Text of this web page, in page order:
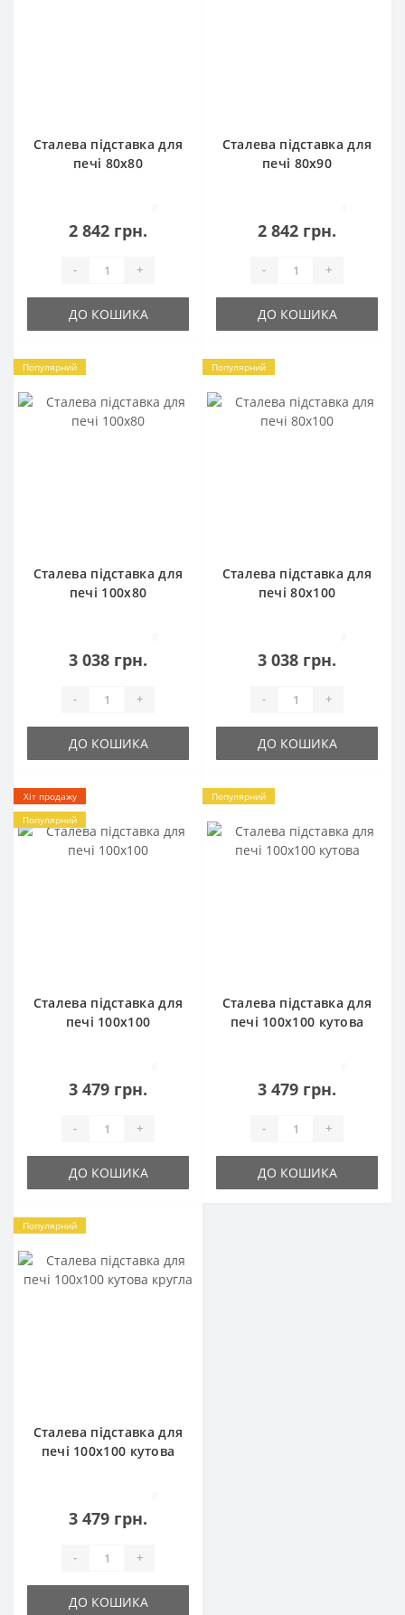
Сталева підставка для
печі 80х80
2 842 грн.
- +
ДО КОШИКА
Сталева підставка для
печі 80х90
2 842 грн.
- +
ДО КОШИКА
Популярний
Сталева підставка для
печі 100х80
3 038 грн.
- +
ДО КОШИКА
Популярний
Сталева підставка для
печі 80х100
3 038 грн.
- +
ДО КОШИКА
Хіт продажу
Популярний
Сталева підставка для
печі 100х100
3 479 грн.
- +
ДО КОШИКА
Популярний
Сталева підставка для
печі 100х100 кутова
3 479 грн.
- +
ДО КОШИКА
Популярний
Сталева підставка для
печі 100х100 кутова
3 479 грн.
- +
ДО КОШИКА